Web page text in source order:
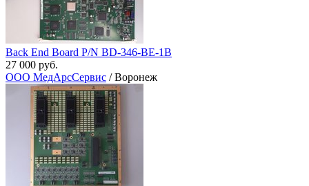
Back End Board P/N BD-346-BE-1B
27 000 руб.
ООО МедАрсСервис / Воронеж